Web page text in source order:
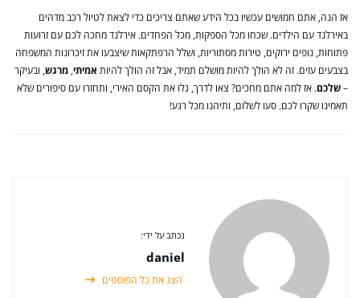
אז הנה, אתם חמושים עכשיו בכל הידע שאתם צריכים כדי לצאת לטיול רכב מדהים
באירלנד עם הילדים. שכחו מכל הספקות, מכל הפחדים. אירלנד מחכה לכם עם זרועות
פתוחות, נופים ירוקים, טירות מסתוריות, ושלל הרפתקאות שיצבעו את זיכרונות המשפחה
בצבעים עזים. זה לא הולך להיות מושלם תמיד, אבל זה הולך להיות אמיתי, מרגש, ובעיקר
–שלכם. אז למה אתם מחכים? צאו לדרך, גלו את הקסם האירי, ותחזרו עם סיפורים שלא
תאמינו שקרו לכם. סעו לשלום, ותיהנו מכל רגע!
נכתב על ידי:
daniel
הצג את כל הפוסטים